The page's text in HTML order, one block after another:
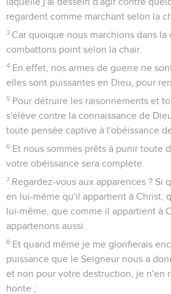
regardent comme marchant selon la
3 Car quoique nous marchions dans la
combattons point selon la chair.
4 En effet, nos armes de guerre ne
elles sont puissantes en Dieu, pour
5 Pour détruire les raisonnements et
s'élève contre la connaissance de
toute pensée captive à l'obéissance
6 Et nous sommes prêts à punir toute
votre obéissance sera complète.
7 Regardez-vous aux apparences ? Si
en lui-même qu'il appartient à Christ,
lui-même, que comme il appartient à
appartenons aussi.
8 Et quand même je me glorifierais
puissance que le Seigneur nous a
et non pour votre destruction, je n'en
honte ;